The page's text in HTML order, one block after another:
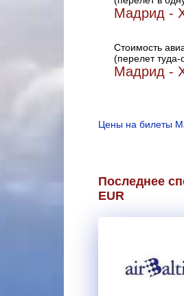
Мадрид -
Стоимость
(перелет
Мадрид -
Цены на билеты
Последнее
EUR